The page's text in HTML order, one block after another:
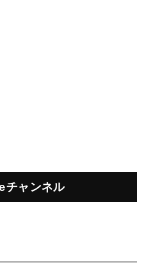
チャンネル